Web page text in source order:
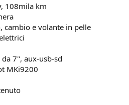
108mila km
cambio e volante in pelle
7", aux-usb-sd
MKi9200